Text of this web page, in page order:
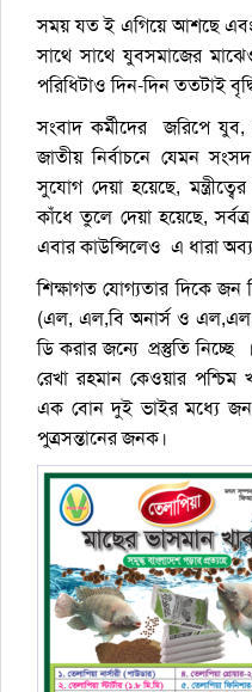
সময় যত ই এগিয়ে আশছে এবং
সাথে সাথে যুবসমাজের
পরিধিটাও দিন-দিন ততটাই
সংবাদ কর্মীদের জরিপে
জাতীয় নির্বাচনে যেমন
সুযোগ দেয়া হয়েছে,
কাঁধে তুলে দেয়া হয়েছে,
এবার কাউন্সিলেও এ ধারা
শিক্ষাগত যোগ্যতার দিকে জন
(এল, এল,বি অনার্স ও
ডি করার জন্যে প্রস্তুতি
রেখা রহমান কেওয়ার
এক বোন দুই ভাইর মধ্যে
পুত্রসন্তানের জনক।